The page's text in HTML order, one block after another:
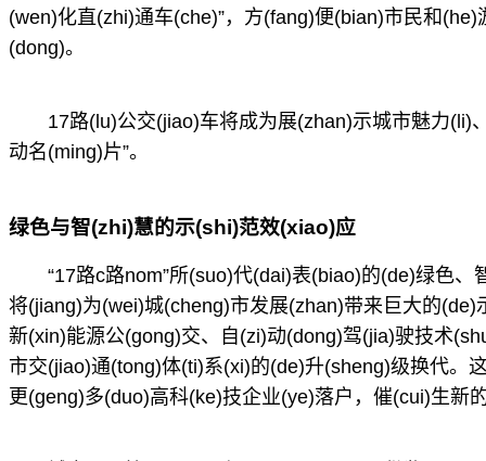
(wen)化直(zhi)通车(che)”，方(fang)便(bian)市民和
(dong)。
17路(lu)公交(jiao)车将成为展(zhan)示城市魅力(li)
动名(ming)片”。
绿色与智(zhi)慧的示(shi)范效(xiao)应
“17路c路nom”所(suo)代(dai)表(biao)的(de)绿色
将(jiang)为(wei)城(cheng)市发展(zhan)带来巨大的
新(xin)能源公(gong)交、自(zi)动(dong)驾(jia)驶技术
市交(jiao)通(tong)体(ti)系(xi)的(de)升(sheng)级换代。
更(geng)多(duo)高科(ke)技企业(ye)落户，催(cui)生新